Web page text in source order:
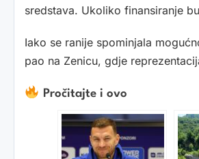
sredstava. Ukoliko finansiranje
Iako se ranije spominjala
pao na Zenicu, gdje
Pročitajte i ovo